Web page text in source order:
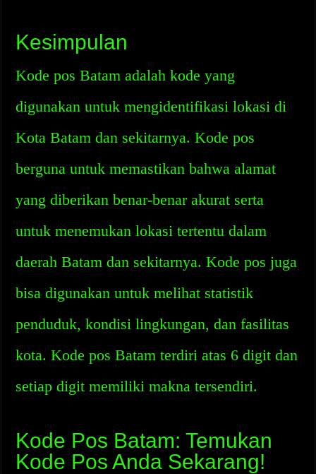
Kesimpulan
Kode pos Batam adalah kode yang
digunakan untuk mengidentifikasi lokasi di
Kota Batam dan sekitarnya. Kode pos
berguna untuk memastikan bahwa alamat
yang diberikan benar-benar akurat serta
untuk menemukan lokasi tertentu dalam
daerah Batam dan sekitarnya. Kode pos juga
bisa digunakan untuk melihat statistik
penduduk, kondisi lingkungan, dan fasilitas
kota. Kode pos Batam terdiri atas 6 digit dan
setiap digit memiliki makna tersendiri.
Kode Pos Batam: Temukan
Kode Pos Anda Sekarang!